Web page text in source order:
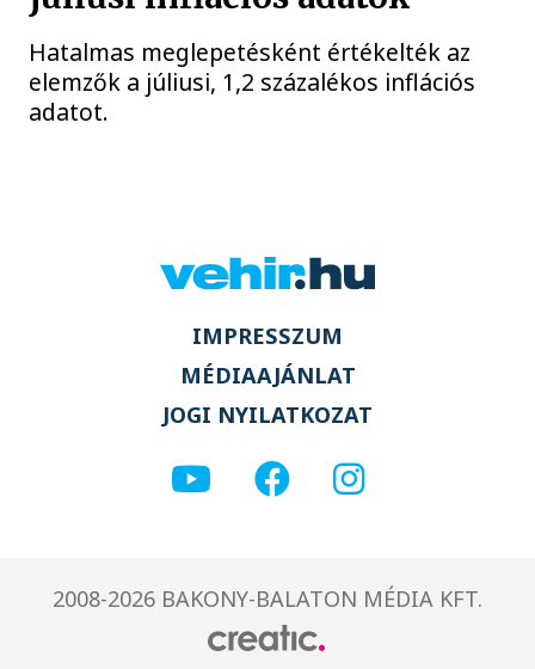
Hatalmas meglepetésként értékelték az
elemzők a júliusi, 1,2 százalékos inflációs
adatot.
IMPRESSZUM
MÉDIAAJÁNLAT
JOGI NYILATKOZAT
2008-2026 BAKONY-BALATON MÉDIA KFT.